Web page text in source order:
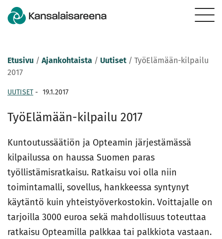
Etusivu / Ajankohtaista / Uutiset / TyöElämään-kilpailu
2017
UUTISET - 19.1.2017
TyöElämään-kilpailu 2017
Kuntoutussäätiön ja Opteamin järjestämässä
kilpailussa on haussa Suomen paras
työllistämisratkaisu. Ratkaisu voi olla niin
toimintamalli, sovellus, hankkeessa syntynyt
käytäntö kuin yhteistyöverkostokin. Voittajalle on
tarjoilla 3000 euroa sekä mahdollisuus toteuttaa
ratkaisu Opteamilla palkkaa tai palkkiota vastaan.